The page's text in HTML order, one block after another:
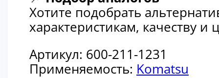
Хотите подобрать
характеристикам, качеству
Артикул: 600-211-1231
Применяемость: Komatsu